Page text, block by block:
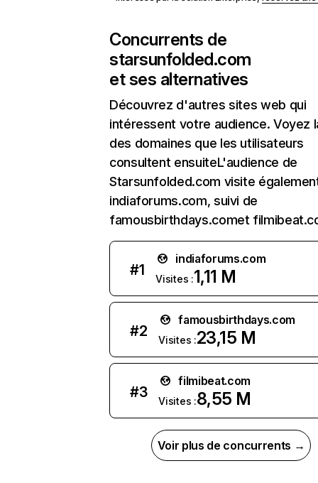
Concurrents de
starsunfolded.com
et ses alternatives
Découvrez d'autres sites web qui
intéressent votre audience. Voyez
des domaines que les utilisateurs
consultent ensuiteL'audience de
Starsunfolded.com visite
indiaforums.com, suivi de
famousbirthdays.comet
#1
indiaforums.com
Visites :1,11 M
#2
famousbirthdays.com
Visites :23,15 M
#3
filmibeat.com
Visites :8,55 M
Voir plus de concurrents →